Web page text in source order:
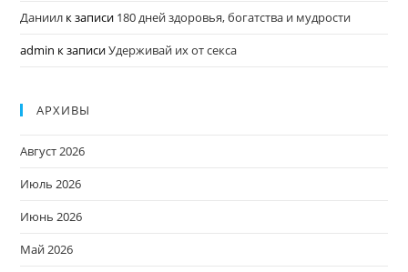
Даниил к записи 180 дней здоровья, богатства и мудрости
admin к записиУдерживай их от секса
АРХИВЫ
Август 2026
Июль 2026
Июнь 2026
Май 2026